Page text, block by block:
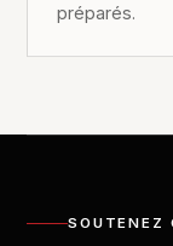
préparés.
SOUTENEZ